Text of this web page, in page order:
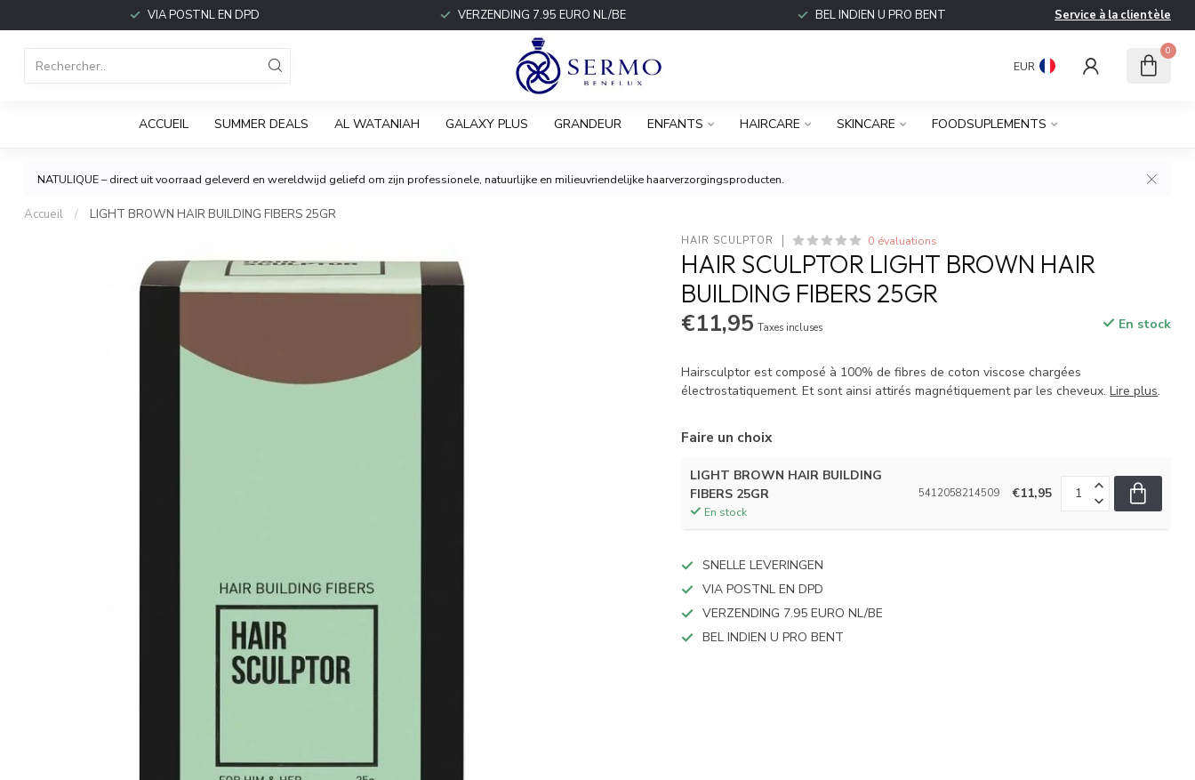
VIA POSTNL EN DPD VERZENDING 7.95 EURO NL/BE BEL INDIEN U PRO BENT Service à la clientèle
EUR
0
ACCUEIL SUMMER DEALS AL WATANIAH GALAXY PLUS GRANDEUR ENFANTS HAIRCARE SKINCARE FOODSUPLEMENTS
NATULIQUE – direct uit voorraad geleverd en wereldwijd geliefd om zijn professionele, natuurlijke en milieuvriendelijke haarverzorgingsproducten.
Accueil / LIGHT BROWN HAIR BUILDING FIBERS 25GR
HAIR SCULPTOR 0 évaluations
HAIR SCULPTOR LIGHT BROWN HAIR
BUILDING FIBERS 25GR
€11,95 Taxes incluses En stock
Hairsculptor est composé à 100% de fibres de coton viscose chargées
électrostatiquement. Et sont ainsi attirés magnétiquement par les cheveux.Lire plus.
Faire un choix
LIGHT BROWN HAIR BUILDING
FIBERS 25GR
En stock
5412058214509 €11,95
SNELLE LEVERINGEN
VIA POSTNL EN DPD
VERZENDING 7.95 EURO NL/BE
BEL INDIEN U PRO BENT